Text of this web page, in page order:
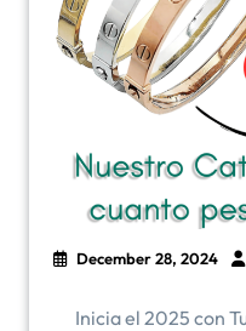
December 28, 2024
Inicia el 2025 con